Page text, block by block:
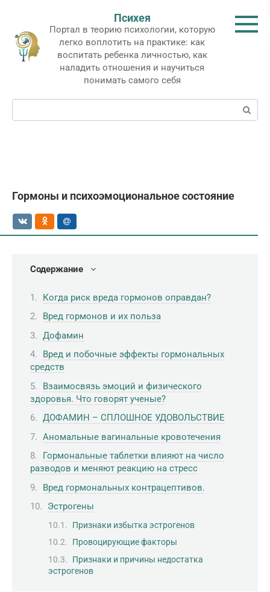
контенту
Психея
Портал в теорию психологии, которую
легко воплотить на практике: как
воспитать ребенка личностью, как
наладить отношения и научиться
понимать самого себя
Поиск:
Гормоны и психоэмоциональное состояние
Содержание
Когда риск вреда гормонов оправдан?
Вред гормонов и их польза
Дофамин
Вред и побочные эффекты гормональных
средств
Взаимосвязь эмоций и физического
здоровья. Что говорят ученые?
ДОФАМИН – СПЛОШНОЕ УДОВОЛЬСТВИЕ
Аномальные вагинальные кровотечения
Гормональные таблетки влияют на число
разводов и меняют реакцию на стресс
Вред гормональных контрацептивов.
Эстрогены
Признаки избытка эстрогенов
Провоцирующие факторы
Признаки и причины недостатка
эстрогенов